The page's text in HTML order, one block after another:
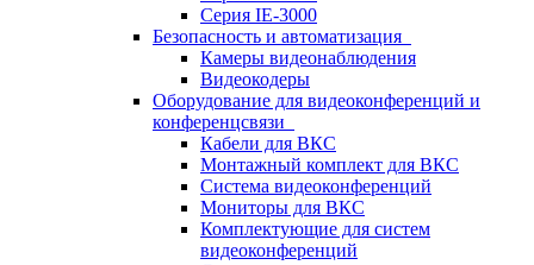
Серия IE-3000
Безопасность и автоматизация
Камеры видеонаблюдения
Видеокодеры
Оборудование для видеоконференций и
конференцсвязи
Кабели для ВКС
Монтажный комплект для ВКС
Система видеоконференций
Мониторы для ВКС
Комплектующие для систем
видеоконференций